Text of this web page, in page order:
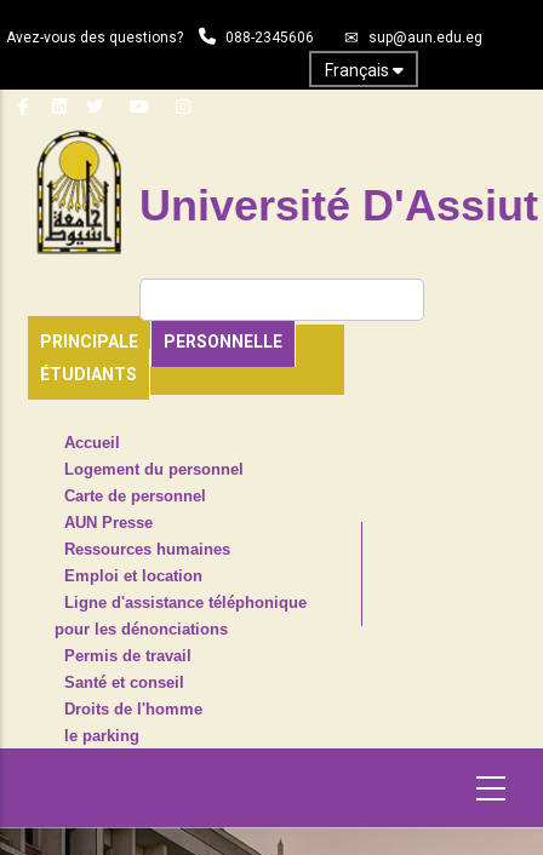
au
principal
Avez-vous des questions? 088-2345606 sup@aun.edu.eg
Français
Université D'Assiut
PRINCIPALE
PERSONNELLE
ÉTUDIANTS
HEADER
NAVIGATION
Accueil
Logement du personnel
Carte de personnel
AUN Presse
Ressources humaines
Emploi et location
Ligne d'assistance téléphonique
pour les dénonciations
Permis de travail
Santé et conseil
Droits de l'homme
le parking